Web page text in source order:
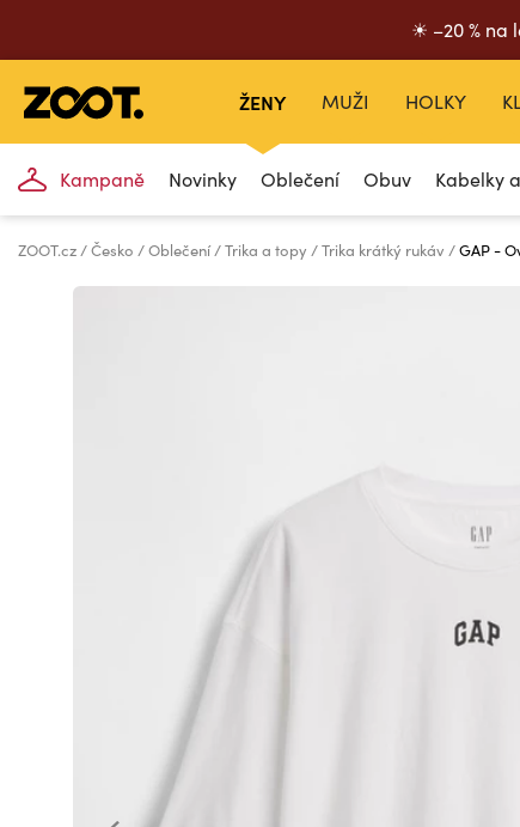
☀ –20 % na
ŽENY
Kampaně Novinky Oblečení Obuv Kabelky
MUŽI HOLKY
ZOOT.cz Česko Oblečení Trika a topy Trika krátký rukáv GAP -